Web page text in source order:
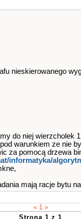
nieskierowanego
do niej
warunkiem ze nie
za pomocą drzewa
informatyka/
mają racje bytu
« 1 »
Strona 1 z 1